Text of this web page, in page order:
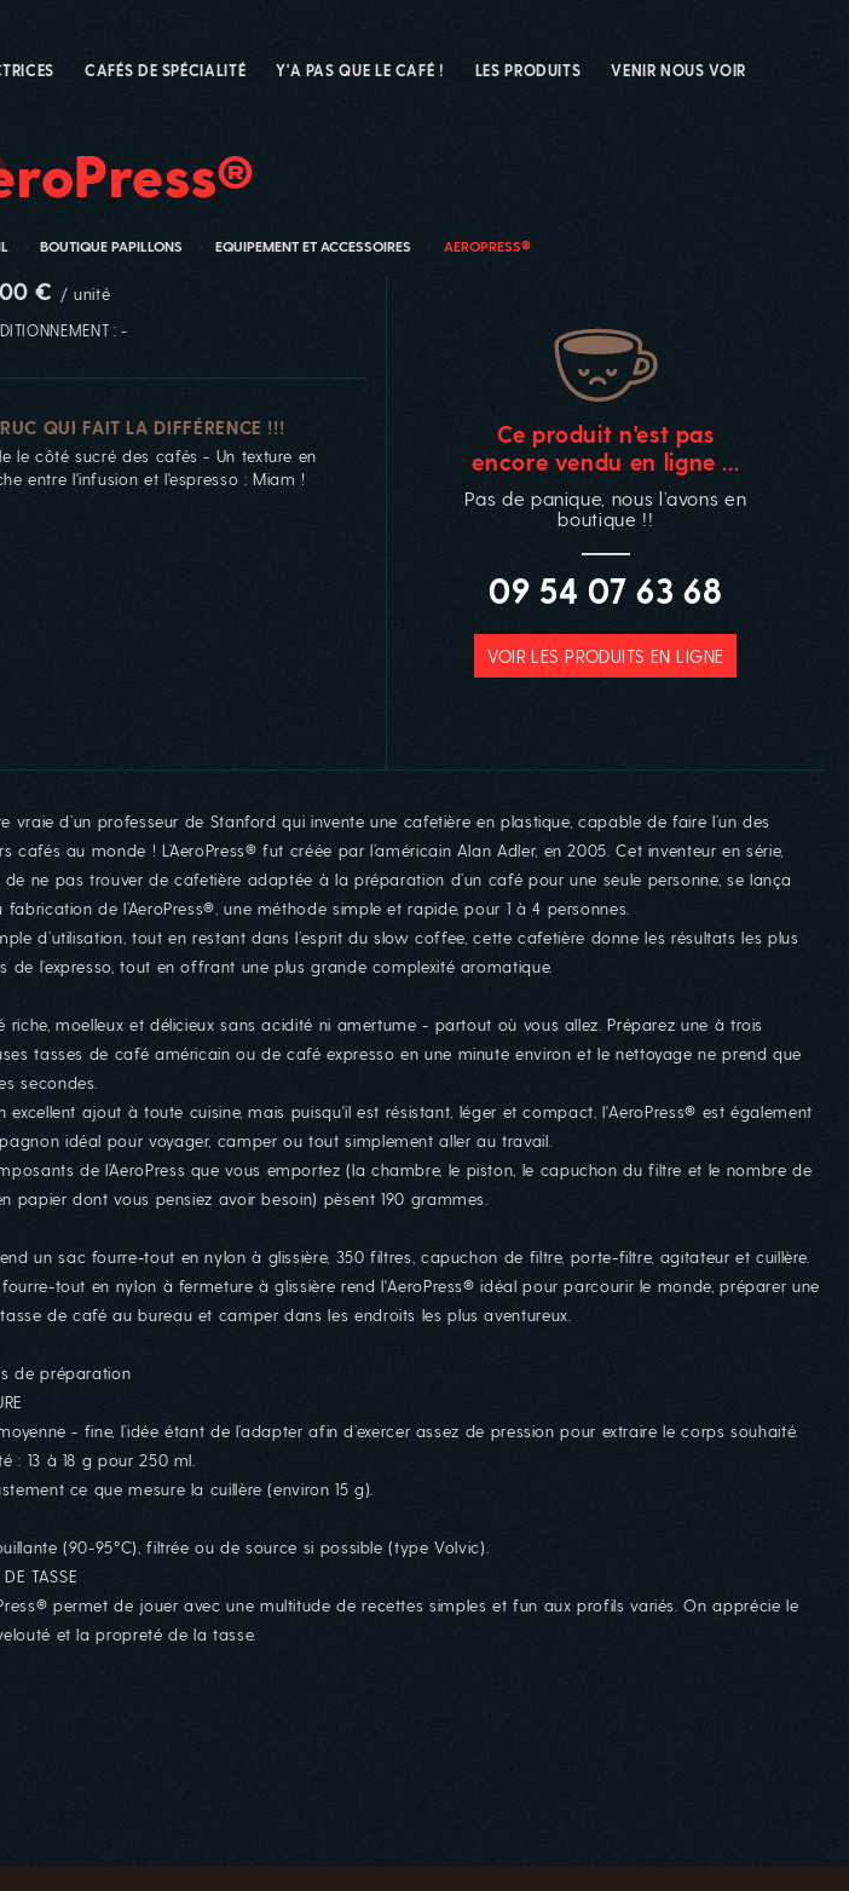
CAFÉS DE SPÉCIALITÉ Y'A PAS QUE LE CAFÉ ! LES PRODUITS VENIR NOUS VOIR
BOUTIQUE PAPILLONS EQUIPEMENT ET ACCESSOIRES AEROPRESS®
€ / unité
: -
QUI FAIT LA DIFFÉRENCE !!!
le côté sucré des cafés - Un texture en
entre l'infusion et l'espresso : Miam !
Ce produit n'est pas
encore vendu en ligne ...
Pas de panique, nous l’avons en
boutique !!
09 54 07 63 68
VOIR LES PRODUITS EN LIGNE
vraie d’un professeur de Stanford qui invente une cafetière en plastique, capable de faire l’un des
cafés au monde ! L’AeroPress® fut créée par l’américain Alan Adler, en 2005. Cet inventeur en série,
de ne pas trouver de cafetière adaptée à la préparation d’un café pour une seule personne, se lança
fabrication de l’AeroPress®, une méthode simple et rapide, pour 1 à 4 personnes.
d’utilisation, tout en restant dans l’esprit du slow coffee, cette cafetière donne les résultats les plus
de l’expresso, tout en offrant une plus grande complexité aromatique.
riche, moelleux et délicieux sans acidité ni amertume - partout où vous allez. Préparez une à trois
tasses de café américain ou de café expresso en une minute environ et le nettoyage ne prend que
secondes.
excellent ajout à toute cuisine, mais puisqu'il est résistant, léger et compact, l'AeroPress® est également
idéal pour voyager, camper ou tout simplement aller au travail.
de l’AeroPress que vous emportez (la chambre, le piston, le capuchon du filtre et le nombre de
papier dont vous pensiez avoir besoin) pèsent 190 grammes.
un sac fourre-tout en nylon à glissière, 350 filtres, capuchon de filtre, porte-filtre, agitateur et cuillère.
tout en nylon à fermeture à glissière rend l'AeroPress® idéal pour parcourir le monde, préparer une
de café au bureau et camper dans les endroits les plus aventureux.
de préparation
- fine, l’idée étant de l’adapter afin d’exercer assez de pression pour extraire le corps souhaité.
: 13 à 18 g pour 250 ml.
ce que mesure la cuillère (environ 15 g).
(90-95°C), filtrée ou de source si possible (type Volvic).
TASSE
permet de jouer avec une multitude de recettes simples et fun aux profils variés. On apprécie le
et la propreté de la tasse.